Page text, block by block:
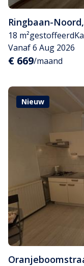
Ringbaan-Noord,
18 m²gestoffeerd
Vanaf 6 Aug 2026
€ 669/maand
Nieuw